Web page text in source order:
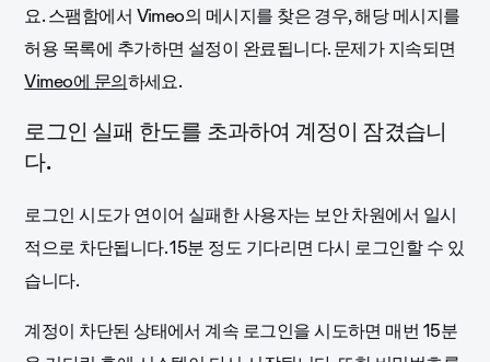
요. 스팸함에서 Vimeo의 메시지를 찾은 경우, 해당 메시지를
허용 목록에 추가하면 설정이 완료됩니다. 문제가 지속되면
Vimeo에 문의하세요.
로그인 실패 한도를 초과하여 계정이 잠겼습니
다.
로그인 시도가 연이어 실패한 사용자는 보안 차원에서 일시
적으로 차단됩니다. 15분 정도 기다리면 다시 로그인할 수 있
습니다.
계정이 차단된 상태에서 계속 로그인을 시도하면 매번 15분